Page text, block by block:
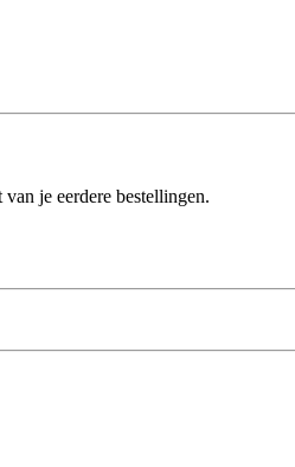
je eerdere bestellingen.